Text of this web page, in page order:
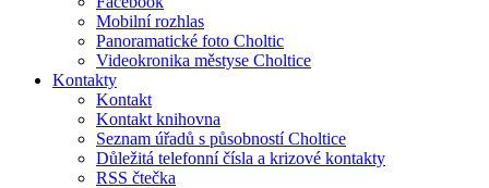
Mobilní rozhlas
Panoramatické foto Choltic
Videokronika městyse Choltice
Kontakty
Kontakt
Kontakt knihovna
Seznam úřadů s působností Choltice
Důležitá telefonní čísla a krizové kontakty
RSS čtečka